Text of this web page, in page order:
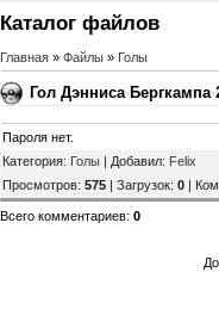
Каталог файлов
Главная » Файлы » Голы
Гол Дэнниса Бергкампа
Пароля нет.
Категория: Голы Добавил: Felix
Просмотров: 575 Загрузок: 0
Всего комментариев: 0